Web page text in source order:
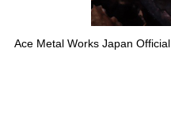
Ace Metal Works Japan Official